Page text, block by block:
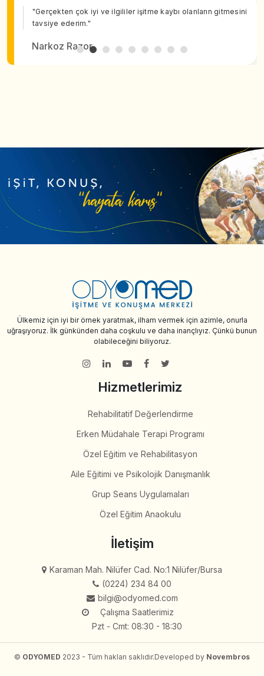
"Gerçekten çok iyi ve ilgililer işitme kaybı olanların gitmesini
tavsiye ederim."
Narkoz Razor
Ülkemiz için iyi bir örnek yaratmak, ilham vermek için azimle, onurla
uğraşıyoruz. İlk günkünden daha coşkulu ve daha inançlıyız. Çünkü bunun
olabileceğini biliyoruz.
Hizmetlerimiz
Rehabilitatif Değerlendirme
Erken Müdahale Terapi Programı
Özel Eğitim ve Rehabilitasyon
Aile Eğitimi ve Psikolojik Danışmanlık
Grup Seans Uygulamaları
Özel Eğitim Anaokulu
İletişim
Karaman Mah. Nilüfer Cad. No:1 Nilüfer/Bursa
(0224) 234 84 00
bilgi@odyomed.com
Çalışma Saatlerimiz
Pzt - Cmt: 08:30 - 18:30
© ODYOMED 2023 - Tüm hakları saklıdır.Developed by Novembros